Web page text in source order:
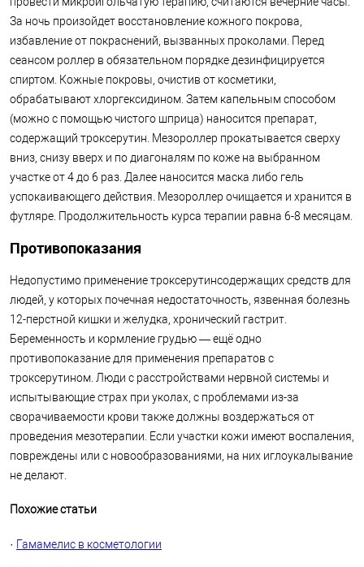
За ночь произойдет восстановление кожного покрова,
избавление от покраснений, вызванных проколами. Перед
сеансом роллер в обязательном порядке дезинфицируется
спиртом. Кожные покровы, очистив от косметики,
обрабатывают хлоргексидином. Затем капельным способом
(можно с помощью чистого шприца) наносится препарат,
содержащий троксерутин. Мезороллер прокатывается сверху
вниз, снизу вверх и по диагоналям по коже на выбранном
участке от 4 до 6 раз. Далее наносится маска либо гель
успокаивающего действия. Мезороллер очищается и хранится в
футляре. Продолжительность курса терапии равна 6-8 месяцам.
Противопоказания
Недопустимо применение троксерутинсодержащих средств для
людей, у которых почечная недостаточность, язвенная болезнь
12-перстной кишки и желудка, хронический гастрит.
Беременность и кормление грудью — ещё одно
противопоказание для применения препаратов с
троксерутином. Люди с расстройствами нервной системы и
испытывающие страх при уколах, с проблемами из-за
сворачиваемости крови также должны воздержаться от
проведения мезотерапии. Если участки кожи имеют воспаления,
повреждены или с новообразованиями, на них иглоукалывание
не делают.
Похожие статьи
· Гамамелис в косметологии